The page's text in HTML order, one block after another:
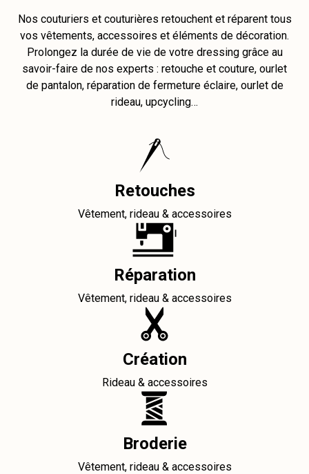
Nos couturiers et couturières retouchent et réparent tous
vos vêtements, accessoires et éléments de décoration.
Prolongez la durée de vie de votre dressing grâce au
savoir-faire de nos experts : retouche et couture, ourlet
de pantalon, réparation de fermeture éclaire, ourlet de
rideau, upcycling…
Retouches
Vêtement, rideau & accessoires
Réparation
Vêtement, rideau & accessoires
Création
Rideau & accessoires
Broderie
Vêtement, rideau & accessoires